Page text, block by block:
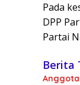
Pada
DPP
Partai
Berita
Anggota